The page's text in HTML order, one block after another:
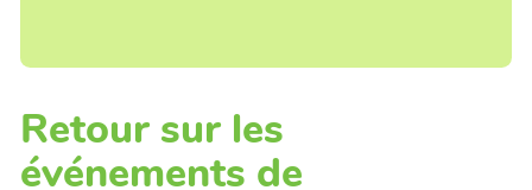
Retour sur les
événements de